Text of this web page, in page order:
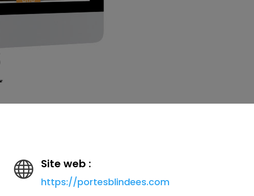
 Site web :
https://portesblindees.com